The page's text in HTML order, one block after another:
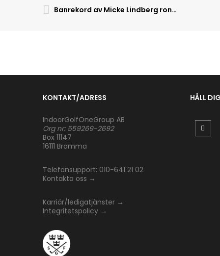
Banrekord av Micke Lindberg rond 2
KONTAKT/ADRESS
IndoorGolfOneGroup AB
Org nr: 559269-2692
Box 11147
16111 Bromma
Telefonsupport: 010-641 21 02
Kontakta oss →
Karriär/ledigatjänster →
Integritetspolicy →
HÅLL